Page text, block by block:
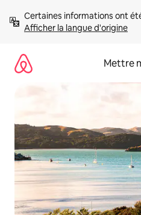
directement
Afficher la langue d'origine
Mettre